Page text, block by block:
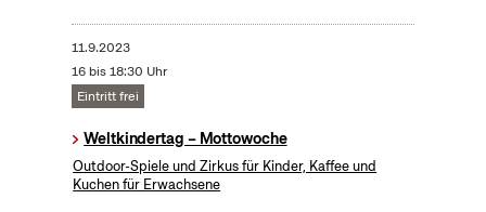
11.9.2023
16 bis 18:30 Uhr
Eintritt frei
Weltkindertag – Mottowoche
Outdoor-Spiele und Zirkus für Kinder, Kaffee und
Kuchen für Erwachsene